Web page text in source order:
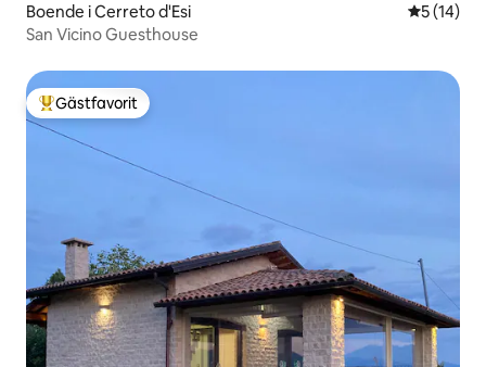
Boende i Cerreto d'Esi 5 av 5 i
5 (14)
San Vicino Guesthouse
Populär gästfavorit
Gästfavorit